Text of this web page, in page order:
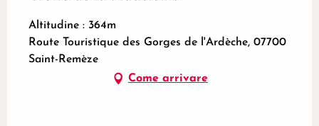
Altitudine : 364m
Route Touristique des Gorges de l'Ardèche, 07700
Saint-Remèze
Come arrivare